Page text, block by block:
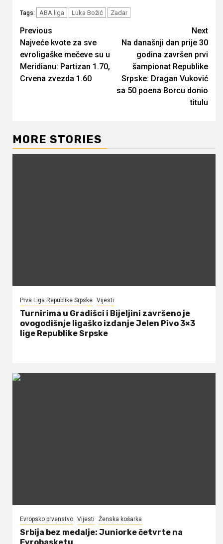
Tags: ABA liga Luka Božić Zadar
Continue
Reading
Previous
Najveće kvote za sve
evroligaške mečeve su u
Meridianu: Partizan 1.70,
Crvena zvezda 1.60
Next
Na današnji dan prije 30
godina završen prvi
šampionat Republike
Srpske: Dragan Vuković
sa 50 poena Borcu donio
titulu
MORE STORIES
Prva Liga Republike Srpske Vijesti
Turnirima u Gradišci i Bijeljini završeno je
ovogodišnje ligaško izdanje Jelen Pivo 3×3
lige Republike Srpske
Evropsko prvenstvo Vijesti Ženska košarka
Srbija bez medalje: Juniorke četvrte na